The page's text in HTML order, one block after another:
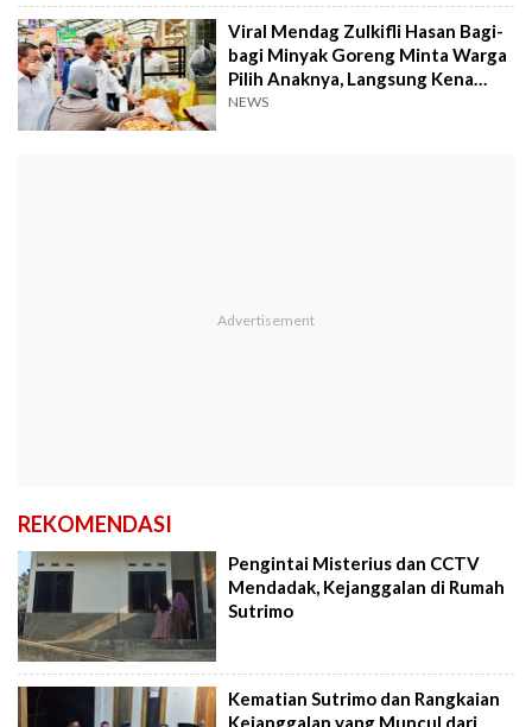
Viral Mendag Zulkifli Hasan Bagi-
bagi Minyak Goreng Minta Warga
Pilih Anaknya, Langsung Kena
Sentil Jokowi?
NEWS
REKOMENDASI
Pengintai Misterius dan CCTV
Mendadak, Kejanggalan di Rumah
Sutrimo
Kematian Sutrimo dan Rangkaian